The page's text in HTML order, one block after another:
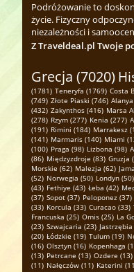
Podróżowanie to
życie. Fizyczny
niezależności i
Z Traveldeal.pl Twoje
Grecja (7020)
(1781) Teneryfa (1769) Costa
(749) Złote Piaski (746)
(432) Zakynthos (416) Marsa
(278) Rzym (277) Kenia (277)
(191) Rimini (184) Marrakesz
(141) Marmaris (140) Miami
(100) Praga (98) Lizbona (98)
(86) Międzyzdroje (83) Gruzja
Morskie (62) Malezja (62)
(52) Norwegia (50) Londyn (50)
(43) Fethiye (43) Łeba (42)
(37) Sopot (37) Peloponez (37)
(33) Korcula (33) Curacao (33)
Francuska (25) Omis (25) La
(23) Szwajcaria (23)
(20) Łódzkie (19) Tulum (19)
(16) Olsztyn (16) Kopenhaga
(13) Petrcane (13) Ozdere (13)
(11) Nałęczów (11) Katerini